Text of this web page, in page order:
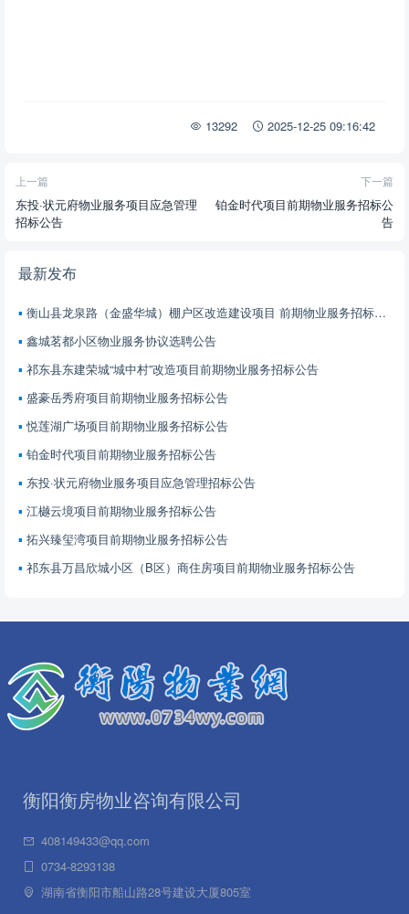
13292 2025-12-25 09:16:42
上一篇
东投·状元府物业服务项目应急管理
招标公告
下一篇
铂金时代项目前期物业服务招标公
告
最新发布
衡山县龙泉路（金盛华城）棚户区改造建设项目 前期物业服务招标公告
鑫城茗都小区物业服务协议选聘公告
祁东县东建荣城“城中村”改造项目前期物业服务招标公告
盛豪岳秀府项目前期物业服务招标公告
悦莲湖广场项目前期物业服务招标公告
铂金时代项目前期物业服务招标公告
东投·状元府物业服务项目应急管理招标公告
江樾云境项目前期物业服务招标公告
拓兴臻玺湾项目前期物业服务招标公告
祁东县万昌欣城小区（B区）商住房项目前期物业服务招标公告
衡阳衡房物业咨询有限公司
408149433@qq.com
0734-8293138
湖南省衡阳市船山路28号建设大厦805室